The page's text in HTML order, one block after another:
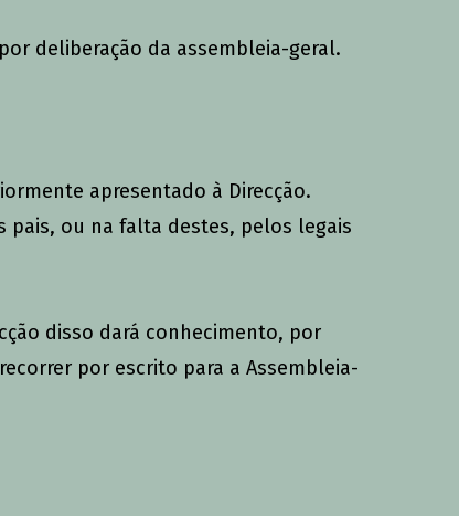
deliberação da assembleia-geral.
apresentado à Direcção.
pais, ou na falta destes, pelos legais
disso dará conhecimento, por
por escrito para a Assembleia-